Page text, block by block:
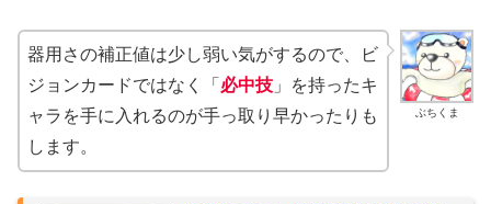
ぶちくま
器用さの補正値は少し弱い気がするので、ビ
ジョンカードではなく「 必中技 」を持ったキ
ャラを手に入れるのが手っ取り早かったりも
します。